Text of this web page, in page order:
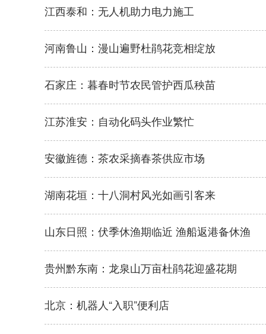
江西泰和：无人机助力电力施工
河南鲁山：漫山遍野杜鹃花竞相绽放
石家庄：暮春时节农民管护西瓜秧苗
江苏淮安：自动化码头作业繁忙
安徽旌德：茶农采摘春茶供应市场
湖南花垣：十八洞村风光如画引客来
山东日照：伏季休渔期临近 渔船返港备休渔
贵州黔东南：龙泉山万亩杜鹃花迎盛花期
北京：机器人“入职”便利店